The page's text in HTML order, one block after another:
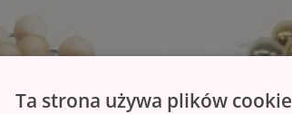
Ta strona używa plików cookie